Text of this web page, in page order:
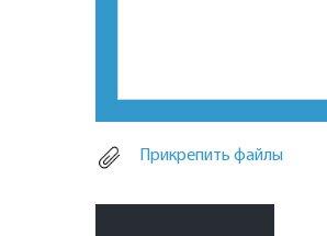
Прикрепить файлы